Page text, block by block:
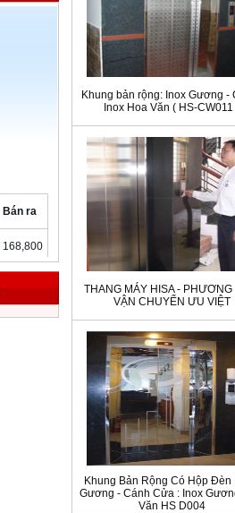
Khung bản rộng: Inox Gương -
Inox Hoa Văn ( HS-CW011
THANG MÁY HISA - PHƯƠNG
VẬN CHUYỂN ƯU VIỆT
Khung Bản Rộng Có Hộp Đèn
Gương - Cánh Cửa : Inox
Văn HS D004